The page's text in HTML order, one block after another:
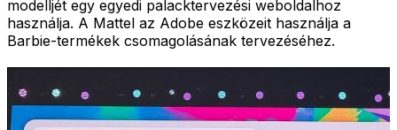
modelljét egy egyedi palacktervezési weboldalhoz
használja. A Mattel az Adobe eszközeit használja a
Barbie-termékek csomagolásának tervezéséhez.